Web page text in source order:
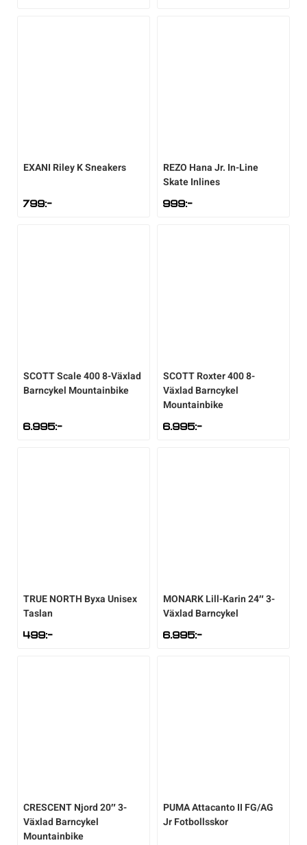
EXANI Riley K Sneakers
799:-
REZO Hana Jr. In-Line
Skate Inlines
999:-
SCOTTScale 400 8-Växlad
Barncykel Mountainbike
6.995:-
SCOTTRoxter 400 8-
Växlad Barncykel
Mountainbike
6.995:-
TRUE NORTH Byxa Unisex
Taslan
499:-
MONARKLill-Karin 24″ 3-
Växlad Barncykel
6.995:-
CRESCENTNjord 20″ 3-
Växlad Barncykel
Mountainbike
PUMAAttacanto II FG/AG
Jr Fotbollsskor